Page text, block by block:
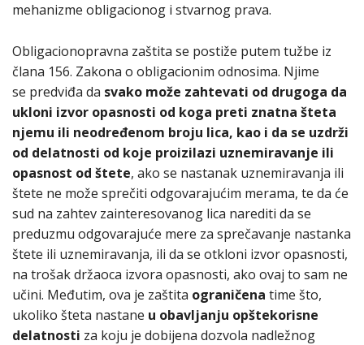
mehanizme obligacionog i stvarnog prava.
Obligacionopravna zaštita se postiže putem tužbe iz
člana 156. Zakona o obligacionim odnosima. Njime
se predviđa da svako može zahtevati od drugoga da
ukloni izvor opasnosti od koga preti znatna šteta
njemu ili neodređenom broju lica, kao i da se uzdrži
od delatnosti od koje proizilazi uznemiravanje ili
opasnost od štete, ako se nastanak uznemiravanja ili
štete ne može sprečiti odgovarajućim merama, te da će
sud na zahtev zainteresovanog lica narediti da se
preduzmu odgovarajuće mere za sprečavanje nastanka
štete ili uznemiravanja, ili da se otkloni izvor opasnosti,
na trošak držaoca izvora opasnosti, ako ovaj to sam ne
učini. Međutim, ova je zaštita ograničena time što,
ukoliko šteta nastane u obavljanju opštekorisne
delatnosti za koju je dobijena dozvola nadležnog